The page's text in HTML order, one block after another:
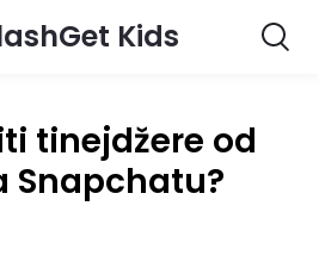
Kids
tinejdžere od
Snapchatu?